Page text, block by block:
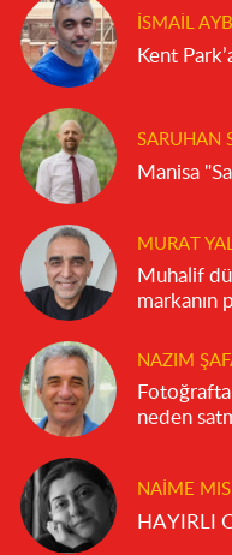
İSMAIL
Kent
SARUHAN
Manisa
MURAT
Muhalif
markanın
NAZIM
neden
NAIME